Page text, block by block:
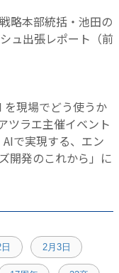
略本部統括・池田の
ュ出張レポート（前
現場でどう使うか
ツラエ主催イベント
で実現する、エン
開発のこれから」に
2月3日